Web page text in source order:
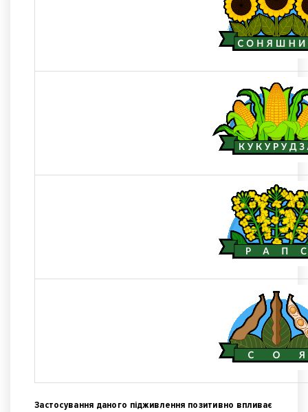
Застосування даного підживлення позитивно впливає